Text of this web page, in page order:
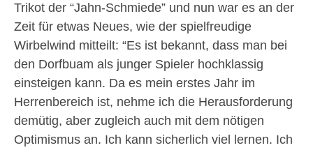
Trikot der “Jahn-Schmiede” und nun war es an der
Zeit für etwas Neues, wie der spielfreudige
Wirbelwind mitteilt: “Es ist bekannt, dass man bei
den Dorfbuam als junger Spieler hochklassig
einsteigen kann. Da es mein erstes Jahr im
Herrenbereich ist, nehme ich die Herausforderung
demütig, aber zugleich auch mit dem nötigen
Optimismus an. Ich kann sicherlich viel lernen. Ich